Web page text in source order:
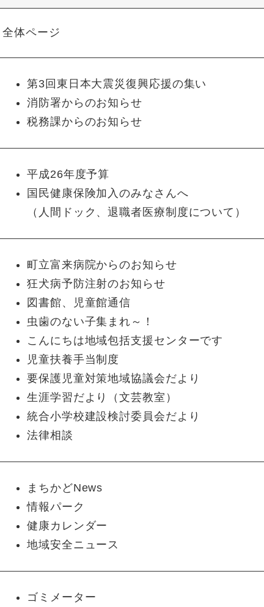
全体ページ
第3回東日本大震災復興応援の集い
消防署からのお知らせ
税務課からのお知らせ
平成26年度予算
国民健康保険加入のみなさんへ
（人間ドック、退職者医療制度について）
町立富来病院からのお知らせ
狂犬病予防注射のお知らせ
図書館、児童館通信
虫歯のない子集まれ～！
こんにちは地域包括支援センターです
児童扶養手当制度
要保護児童対策地域協議会だより
生涯学習だより（文芸教室）
統合小学校建設検討委員会だより
法律相談
まちかどNews
情報パーク
健康カレンダー
地域安全ニュース
ゴミメーター